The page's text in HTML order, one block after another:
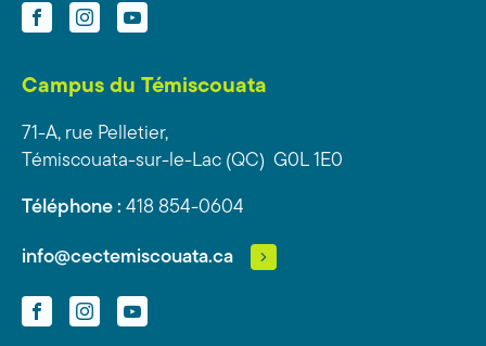
FacebookInstagramYouTube
Campus du Témiscouata
71-A, rue Pelletier,
Témiscouata-sur-le-Lac (QC) G0L 1E0
Téléphone : 418 854-0604
info@cectemiscouata.ca
FacebookInstagramYouTube